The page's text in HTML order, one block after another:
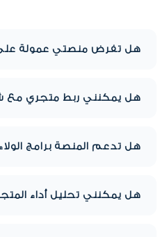
هل تفرض منصتي عمولة على
أو نقدية.
هل يمكنني ربط متجري مع
مع التحكم الكامل بالرسوم وتتبع
هل تدعم المنصة برامج
وزيادة الطلبات المتكررة.
هل يمكنني تحليل أداء